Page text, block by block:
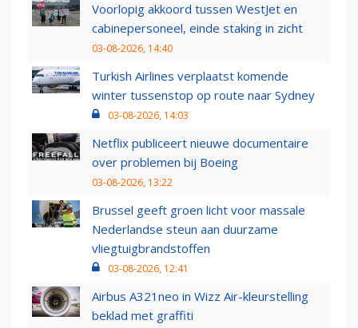
Voorlopig akkoord tussen WestJet en
cabinepersoneel, einde staking in zicht
03-08-2026, 14:40
Turkish Airlines verplaatst komende
winter tussenstop op route naar Sydney
03-08-2026, 14:03
Netflix publiceert nieuwe documentaire
over problemen bij Boeing
03-08-2026, 13:22
Brussel geeft groen licht voor massale
Nederlandse steun aan duurzame
vliegtuigbrandstoffen
03-08-2026, 12:41
Airbus A321neo in Wizz Air-kleurstelling
beklad met graffiti